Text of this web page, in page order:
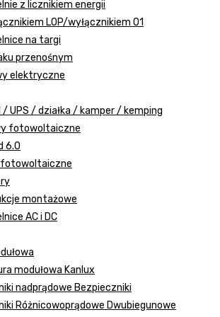
z licznikiem energii
LOP/wyłącznikiem 01
na targi
przenośnym
elektryczne
UPS / działka / kamper / kemping
fotowoltaiczne
6.0
fotowoltaiczne
montażowe
AC i DC
modułowa Kanlux
nadprądowe Bezpieczniki
Różnicowoprądowe Dwubiegunowe